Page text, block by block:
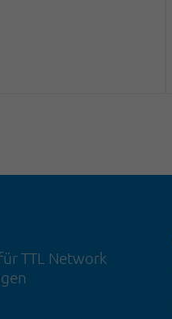
TTL Network